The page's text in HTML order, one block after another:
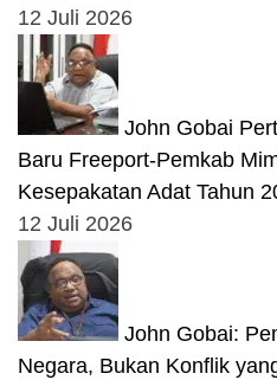
12 Juli 2026
John Gobai
Baru Freeport-Pemkab
Kesepakatan Adat Tahun
12 Juli 2026
John Gobai:
Negara, Bukan Konflik